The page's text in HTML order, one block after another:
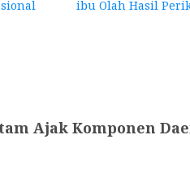
ibu Olah Hasil
Ajak Komponen